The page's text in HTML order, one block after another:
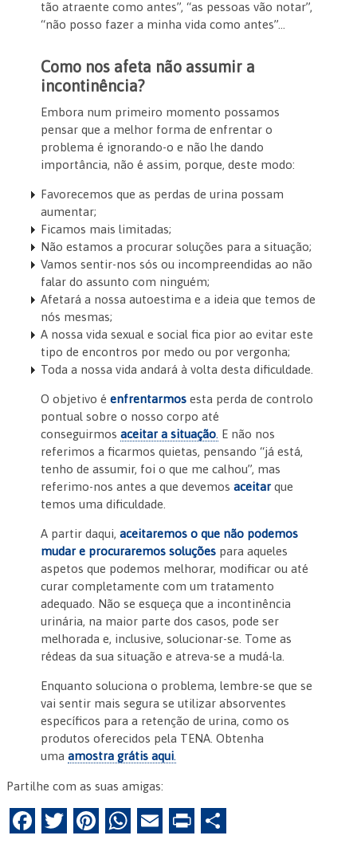
tão atraente como antes”, “as pessoas vão notar”,
“não posso fazer a minha vida como antes”…
Como nos afeta não assumir a
incontinência?
Embora num primeiro momento possamos
pensar que a melhor forma de enfrentar o
problema é ignorando-o e não lhe dando
importância, não é assim, porque, deste modo:
Favorecemos que as perdas de urina possam
aumentar;
Ficamos mais limitadas;
Não estamos a procurar soluções para a situação;
Vamos sentir-nos sós ou incompreendidas ao não
falar do assunto com ninguém;
Afetará a nossa autoestima e a ideia que temos de
nós mesmas;
A nossa vida sexual e social fica pior ao evitar este
tipo de encontros por medo ou por vergonha;
Toda a nossa vida andará à volta desta dificuldade.
O objetivo éenfrentarmos esta perda de controlo
pontual sobre o nosso corpo até
conseguirmosaceitar a situação E não nos
referimos a ficarmos quietas, pensando “já está,
tenho de assumir, foi o que me calhou”, mas
referimo-nos antes a que devemosaceitarque
temos uma dificuldade.
A partir daqui,aceitaremos o que não podemos
mudar e procuraremos soluções para aqueles
aspetos que podemos melhorar, modificar ou até
curar completamente com um tratamento
adequado. Não se esqueça que a incontinência
urinária, na maior parte dos casos, pode ser
melhorada e, inclusive, solucionar-se. Tome as
rédeas da sua situação e atreva-se a mudá-la.
Enquanto soluciona o problema, lembre-se que se
vai sentir mais segura se utilizar absorventes
específicos para a retenção de urina, como os
produtos oferecidos pela TENA. Obtenha
umaamostra grátis aqui
Partilhe com as suas amigas:
F
T
Pi
W
E
Pr